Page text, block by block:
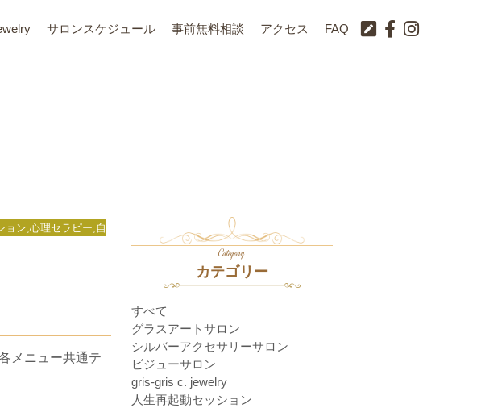
サロンスケジュール 事前無料相談 アクセス FAQ
ョン,心理セラピー,自
メニュー共通テ
Category
カテゴリー
すべて
グラスアートサロン
シルバーアクセサリーサロン
ビジューサロン
gris-gris c. jewelry
人生再起動セッション